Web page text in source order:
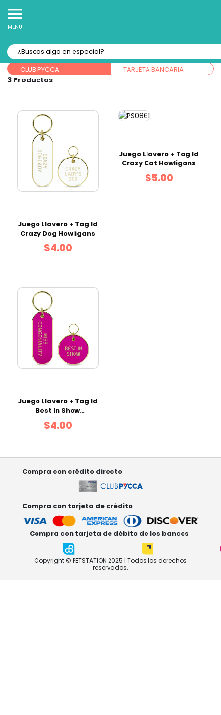
MENÚ
Forma de pago:
CLUB PYCCA TARJETA BANCARIA
3
Juego Llavero + Tag Id
Crazy Dog Howligans
$4.00
Juego Llavero + Tag Id
Crazy Cat Howligans
$5.00
Juego Llavero + Tag Id
Best In Show
Howligans
$4.00
Compra con crédito directo
Compra con tarjeta de crédito
Compra con tarjeta de débito de los bancos
Copyright © PETSTATION 2025 | Todos los derechos
reservados.